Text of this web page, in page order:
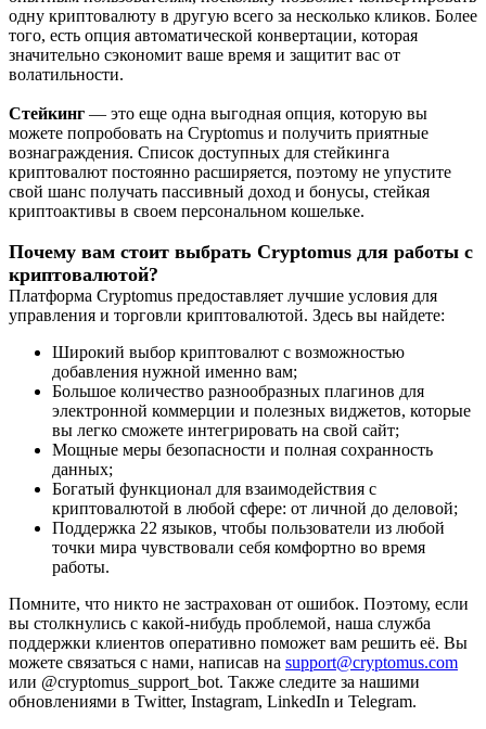
одну криптовалюту в другую всего за несколько кликов. Более
того, есть опция автоматической конвертации, которая
значительно сэкономит ваше время и защитит вас от
волатильности.
Стейкинг — это еще одна выгодная опция, которую вы
можете попробовать на Cryptomus и получить приятные
вознаграждения. Список доступных для стейкинга
криптовалют постоянно расширяется, поэтому не упустите
свой шанс получать пассивный доход и бонусы, стейкая
криптоактивы в своем персональном кошельке.
Почему вам стоит выбрать Cryptomus для работы с
криптовалютой?
Платформа Cryptomus предоставляет лучшие условия для
управления и торговли криптовалютой. Здесь вы найдете:
Широкий выбор криптовалют с возможностью
добавления нужной именно вам;
Большое количество разнообразных плагинов для
электронной коммерции и полезных виджетов, которые
вы легко сможете интегрировать на свой сайт;
Мощные меры безопасности и полная сохранность
данных;
Богатый функционал для взаимодействия с
криптовалютой в любой сфере: от личной до деловой;
Поддержка 22 языков, чтобы пользователи из любой
точки мира чувствовали себя комфортно во время
работы.
Помните, что никто не застрахован от ошибок. Поэтому, если
вы столкнулись с какой-нибудь проблемой, наша служба
поддержки клиентов оперативно поможет вам решить её. Вы
можете связаться с нами, написав на support@cryptomus.com
или @cryptomus_support_bot. Также следите за нашими
обновлениями в Twitter, Instagram, LinkedIn и Telegram.